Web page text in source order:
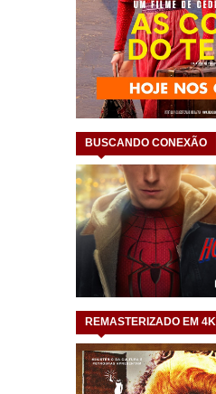
BUSCANDO CONEXÃO
REMASTERIZADO EM 4K